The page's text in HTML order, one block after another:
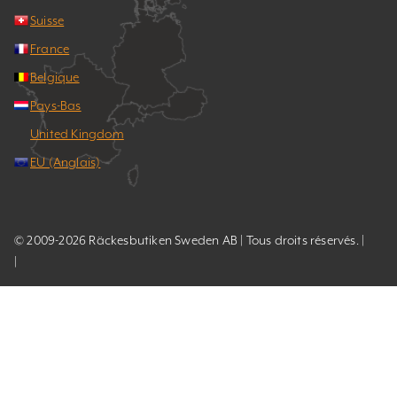
Suisse
France
Belgique
Pays-Bas
United Kingdom
EU (Anglais)
© 2009-2026 Räckesbutiken Sweden AB | Tous droits réservés. |
|